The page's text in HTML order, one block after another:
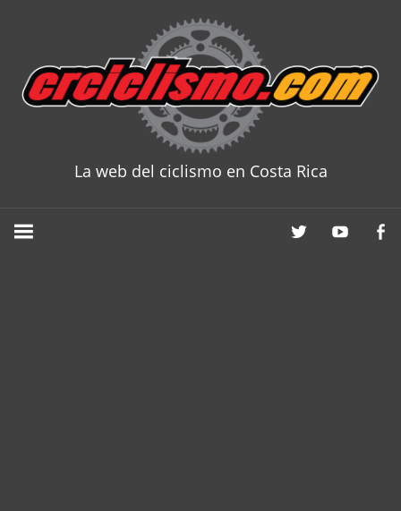
content
La web del ciclismo en Costa Rica